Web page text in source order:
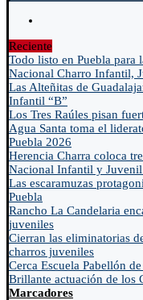
Reciente
Todo listo en Puebla para
Nacional Charro Infantil,
Las Alteñitas de
Infantil “B”
Los Tres Raúles pisan
Agua Santa toma el
Puebla 2026
Herencia Charra coloca
Nacional Infantil y Juvenil
Las escaramuzas
Puebla
Rancho La Candelaria
juveniles
Cierran las eliminatorias
charros juveniles
Cerca Escuela Pabellón
Brillante actuación de los
Marcadores